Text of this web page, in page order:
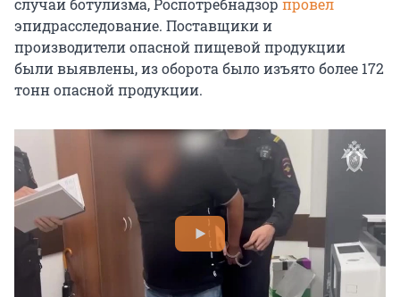
случаи ботулизма, Роспотребнадзор провел
эпидрасследование. Поставщики и
производители опасной пищевой продукции
были выявлены, из оборота было изъято более 172
тонн опасной продукции.